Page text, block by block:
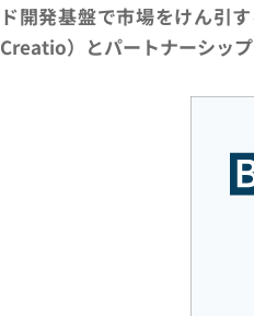
ド開発基盤で市場をけん引
Creatio）とパートナーシップ